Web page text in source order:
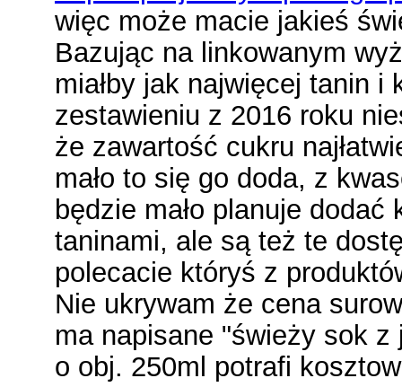
więc może macie jakieś
Bazując na linkowanym
miałby jak najwięcej tanin i
zestawieniu z 2016 roku
że zawartość cukru
mało to się go doda, z
będzie mało planuje dodać
taninami, ale są też te
polecacie któryś z
Nie ukrywam że cena
ma napisane "świeży sok z
o obj. 250ml potrafi